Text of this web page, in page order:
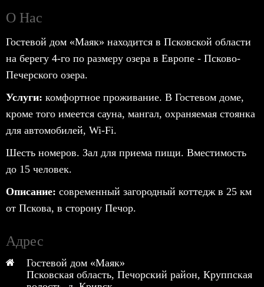
О Нас
Гостевой дом «Маяк» находится в Псковской области
на берегу 4-го по размеру озера в Европе - Псково-
Печерского озера.
Услуги: комфортное проживание. В Гостевом доме,
кроме того имеется сауна, мангал, охраняемая стоянка
для автомобилей, Wi-Fi.
Шесть номеров. Зал для приема пищи. Вместимость
до 15 человек.
Описание: современный загородный коттедж в 25 км
от Пскова, в сторону Печор.
Адрес
Гостевой дом «Маяк»
Псковская область, Печорский район, Круппская